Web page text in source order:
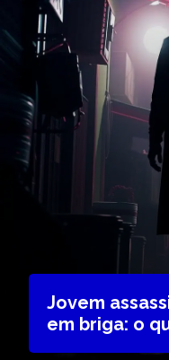
Jovem
em briga: o